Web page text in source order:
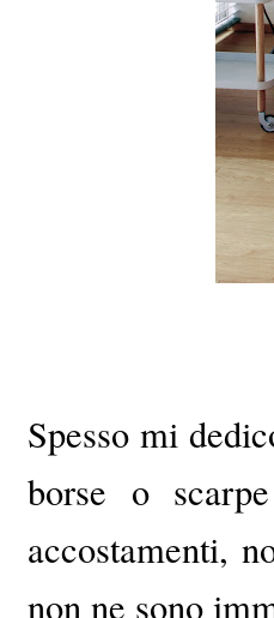
Spesso mi
borse o
accostamenti,
non ne sono